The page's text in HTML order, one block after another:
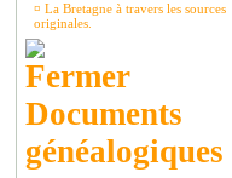
¤ La Bretagne à travers les sources
originales.
Documents
généalogiques